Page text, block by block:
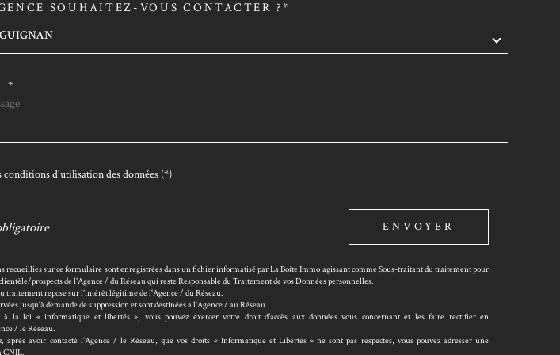
SOUHAITEZ-VOUS CONTACTER ?*
*
conditions d'utilisation des données (*)
ENVOYER
recueillies sur ce formulaire sont enregistrées dans un fichier informatisé par La Boite Immo agissant comme Sous-traitant du traitement pour
prospects de l'Agence / du Réseau qui reste Responsable du Traitement de vos Données personnelles.
traitement repose sur l’intérêt légitime de l'Agence / du Réseau.
jusqu'à demande de suppression et sont destinées à l'Agence / au Réseau.
à la loi « informatique et libertés », vous pouvez exercer votre droit d'accès aux données vous concernant et les faire rectifier en
/ le Réseau.
après avoir contacté l'Agence / le Réseau, que vos droits « Informatique et Libertés » ne sont pas respectés, vous pouvez adresser une
CNIL.